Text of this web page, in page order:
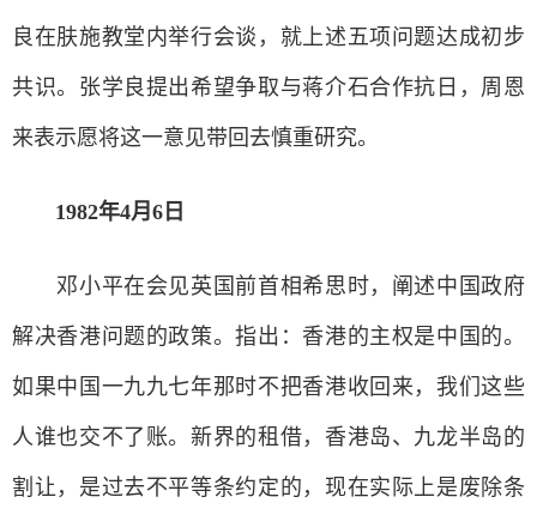
良在肤施教堂内举行会谈，就上述五项问题达成初步
共识。张学良提出希望争取与蒋介石合作抗日，周恩
来表示愿将这一意见带回去慎重研究。
1982年4月6日
邓小平在会见英国前首相希思时，阐述中国政府
解决香港问题的政策。指出：香港的主权是中国的。
如果中国一九九七年那时不把香港收回来，我们这些
人谁也交不了账。新界的租借，香港岛、九龙半岛的
割让，是过去不平等条约定的，现在实际上是废除条